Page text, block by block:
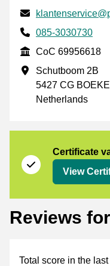
Email
Phone number
085-3030730
CoC
CoC 69956618
Business address
Schutboom 2B
5427 CG
Netherlands
Certificate
View
Reviews
Total score in the